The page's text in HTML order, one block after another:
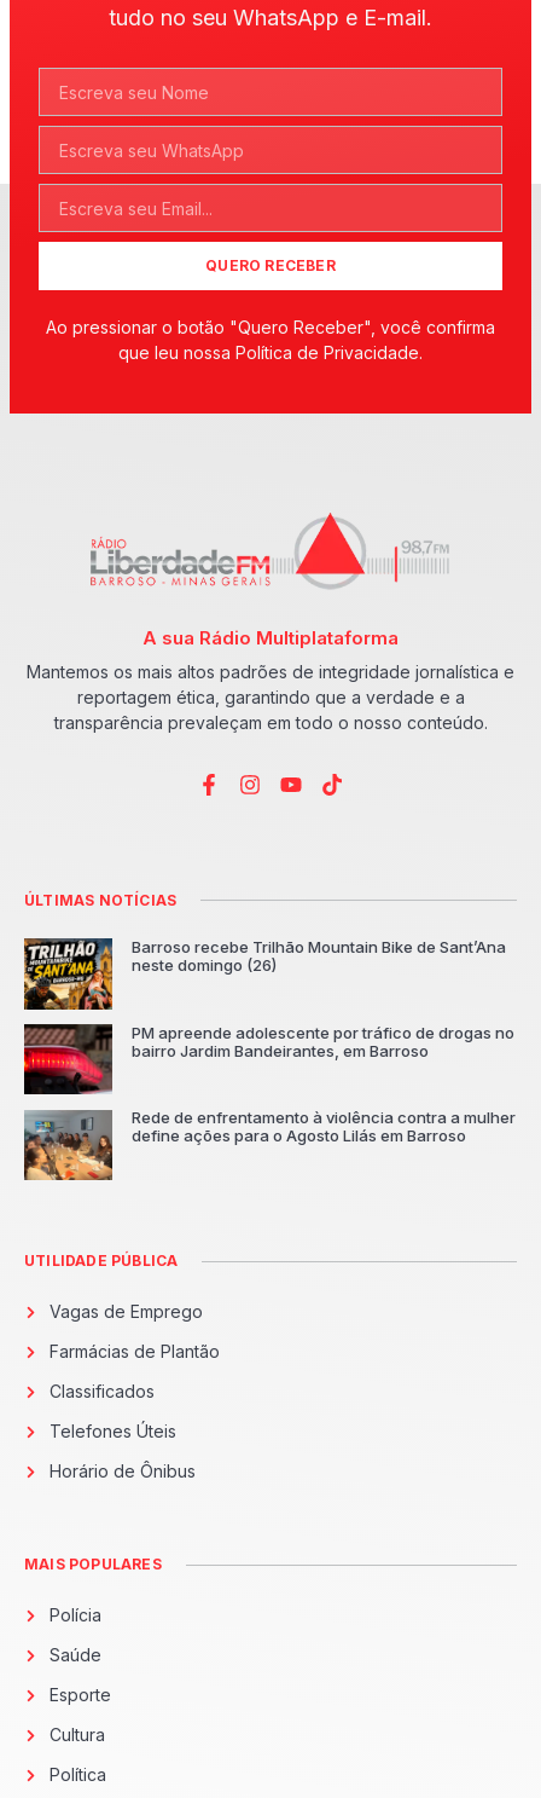
tudo no seu WhatsApp e E-mail.
QUERO RECEBER
Ao pressionar o botão "Quero Receber", você confirma
que leu nossa Política de Privacidade.
A sua Rádio Multiplataforma
Mantemos os mais altos padrões de integridade jornalística e
reportagem ética, garantindo que a verdade e a
transparência prevaleçam em todo o nosso conteúdo.
ÚLTIMAS NOTÍCIAS
Barroso recebe Trilhão Mountain Bike de Sant’Ana
neste domingo (26)
PM apreende adolescente por tráfico de drogas no
bairro Jardim Bandeirantes, em Barroso
Rede de enfrentamento à violência contra a mulher
define ações para o Agosto Lilás em Barroso
UTILIDADE PÚBLICA
Vagas de Emprego
Farmácias de Plantão
Classificados
Telefones Úteis
Horário de Ônibus
MAIS POPULARES
Polícia
Saúde
Esporte
Cultura
Política